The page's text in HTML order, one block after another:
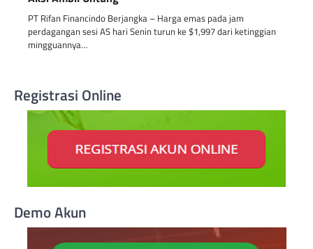
PT Rifan Financindo Berjangka – Harga emas pada jam
perdagangan sesi AS hari Senin turun ke $1,997 dari ketinggian
mingguannya…
Registrasi Online
Demo Akun